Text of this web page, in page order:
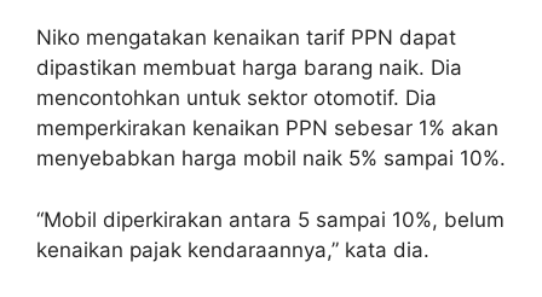
Niko mengatakan kenaikan tarif PPN dapat
dipastikan membuat harga barang naik. Dia
mencontohkan untuk sektor otomotif. Dia
memperkirakan kenaikan PPN sebesar 1% akan
menyebabkan harga mobil naik 5% sampai 10%.
“Mobil diperkirakan antara 5 sampai 10%, belum
kenaikan pajak kendaraannya,” kata dia.